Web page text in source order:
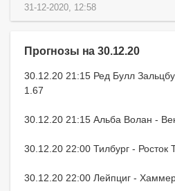
31-12-2020, 12:58
Прогнозы на 30.12.20
30.12.20 21:15 Ред Булл
1.67
30.12.20 21:15 Альба Волан -
30.12.20 22:00 Тилбург - Росток
30.12.20 22:00 Лейпциг -